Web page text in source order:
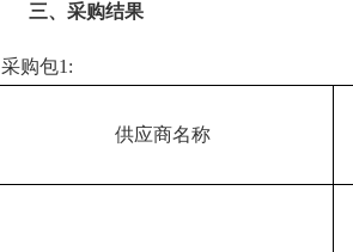
三、采购结果
采购包1:
供应商名称